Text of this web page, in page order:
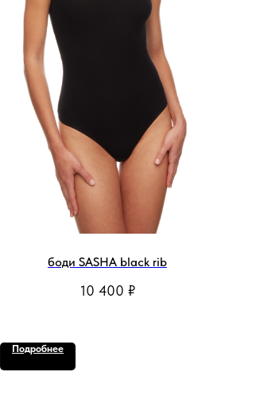
боди SASHA black rib
10 400 ₽
Подробнее